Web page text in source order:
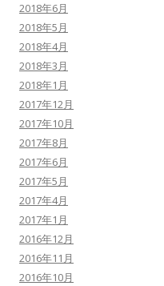
2018年6月
2018年5月
2018年4月
2018年3月
2018年1月
2017年12月
2017年10月
2017年8月
2017年6月
2017年5月
2017年4月
2017年1月
2016年12月
2016年11月
2016年10月